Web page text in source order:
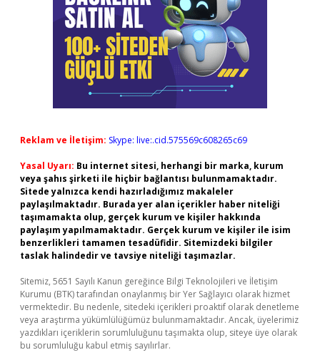
Reklam ve İletişim: Skype: live:.cid.575569c608265c69
Yasal Uyarı: Bu internet sitesi, herhangi bir marka, kurum
veya şahıs şirketi ile hiçbir bağlantısı bulunmamaktadır.
Sitede yalnızca kendi hazırladığımız makaleler
paylaşılmaktadır. Burada yer alan içerikler haber niteliği
taşımamakta olup, gerçek kurum ve kişiler hakkında
paylaşım yapılmamaktadır. Gerçek kurum ve kişiler ile isim
benzerlikleri tamamen tesadüfidir. Sitemizdeki bilgiler
taslak halindedir ve tavsiye niteliği taşımazlar.
Sitemiz, 5651 Sayılı Kanun gereğince Bilgi Teknolojileri ve İletişim
Kurumu (BTK) tarafından onaylanmış bir Yer Sağlayıcı olarak hizmet
vermektedir. Bu nedenle, sitedeki içerikleri proaktif olarak denetleme
veya araştırma yükümlülüğümüz bulunmamaktadır. Ancak, üyelerimiz
yazdıkları içeriklerin sorumluluğunu taşımakta olup, siteye üye olarak
bu sorumluluğu kabul etmiş sayılırlar.